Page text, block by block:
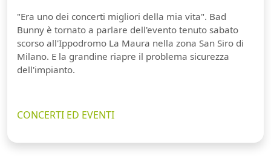
"Era uno dei concerti migliori della mia vita". Bad
Bunny è tornato a parlare dell'evento tenuto sabato
scorso all'Ippodromo La Maura nella zona San Siro di
Milano. E la grandine riapre il problema sicurezza
dell'impianto.
CONCERTI ED EVENTI